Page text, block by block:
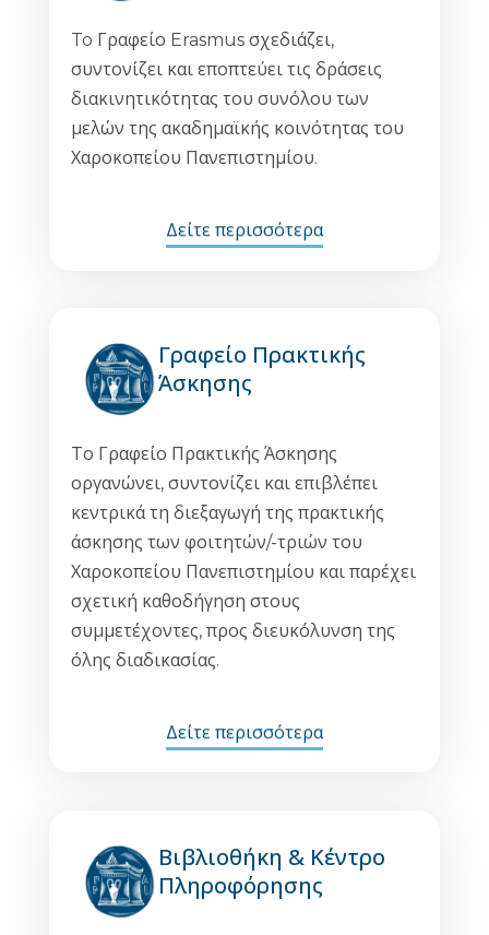
To Γραφείο Erasmus σχεδιάζει,
συντονίζει και εποπτεύει τις δράσεις
διακινητικότητας του συνόλου των
μελών της ακαδημαϊκής κοινότητας του
Χαροκοπείου Πανεπιστημίου.
Δείτε περισσότερα
Γραφείο Πρακτικής
Άσκησης
Το Γραφείο Πρακτικής Άσκησης
οργανώνει, συντονίζει και επιβλέπει
κεντρικά τη διεξαγωγή της πρακτικής
άσκησης των φοιτητών/-τριών του
Χαροκοπείου Πανεπιστημίου και παρέχει
σχετική καθοδήγηση στους
συμμετέχοντες, προς διευκόλυνση της
όλης διαδικασίας.
Δείτε περισσότερα
Βιβλιοθήκη & Κέντρο
Πληροφόρησης